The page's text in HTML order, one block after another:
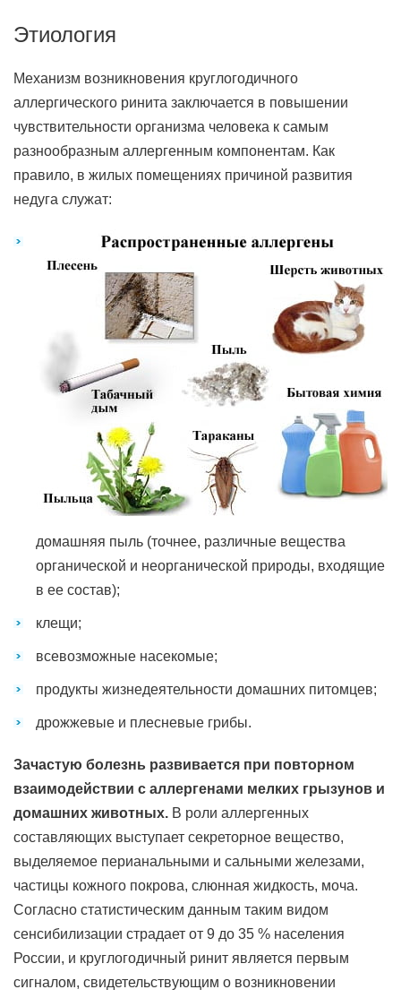
Этиология
Механизм возникновения круглогодичного
аллергического ринита заключается в повышении
чувствительности организма человека к самым
разнообразным аллергенным компонентам. Как
правило, в жилых помещениях причиной развития
недуга служат:
домашняя пыль (точнее, различные вещества
органической и неорганической природы, входящие
в ее состав);
клещи;
всевозможные насекомые;
продукты жизнедеятельности домашних питомцев;
дрожжевые и плесневые грибы.
Зачастую болезнь развивается при повторном
взаимодействии с аллергенами мелких грызунов и
домашних животных. В роли аллергенных
составляющих выступает секреторное вещество,
выделяемое перианальными и сальными железами,
частицы кожного покрова, слюнная жидкость, моча.
Согласно статистическим данным таким видом
сенсибилизации страдает от 9 до 35 % населения
России, и круглогодичный ринит является первым
сигналом, свидетельствующим о возникновении